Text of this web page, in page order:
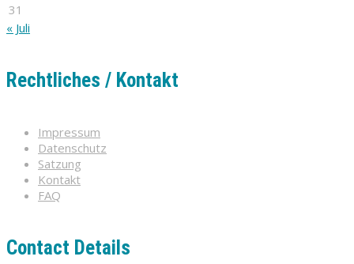
31
« Juli
Rechtliches / Kontakt
Impressum
Datenschutz
Satzung
Kontakt
FAQ
Contact Details